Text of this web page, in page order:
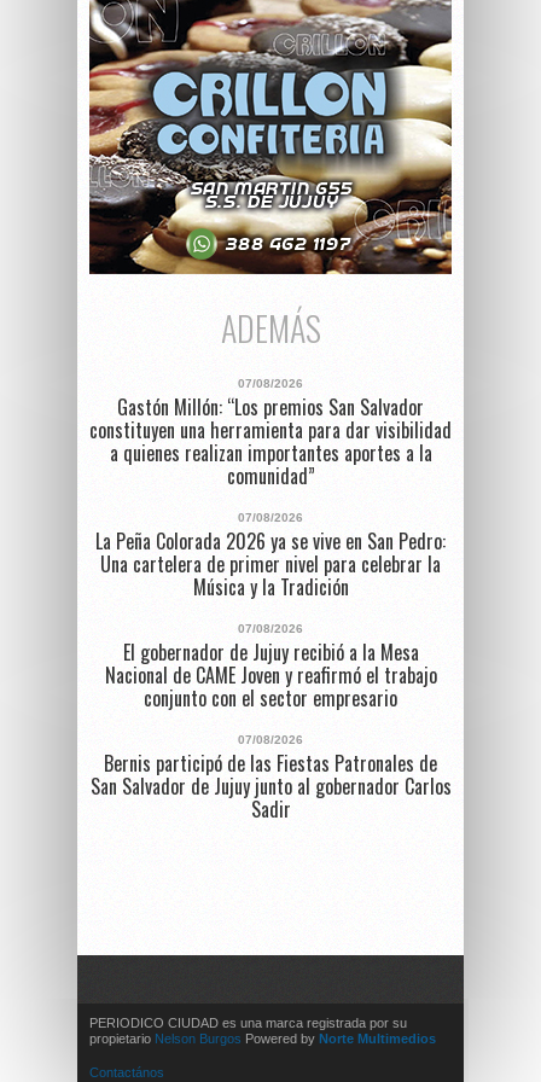
ADEMÁS
07/08/2026
Gastón Millón: “Los premios San Salvador
constituyen una herramienta para dar visibilidad
a quienes realizan importantes aportes a la
comunidad”
07/08/2026
La Peña Colorada 2026 ya se vive en San Pedro:
Una cartelera de primer nivel para celebrar la
Música y la Tradición
07/08/2026
El gobernador de Jujuy recibió a la Mesa
Nacional de CAME Joven y reafirmó el trabajo
conjunto con el sector empresario
07/08/2026
Bernis participó de las Fiestas Patronales de
San Salvador de Jujuy junto al gobernador Carlos
Sadir
PERIODICO CIUDAD es una marca registrada por su
propietario Nelson Burgos Powered by Norte Multimedios
Contactános